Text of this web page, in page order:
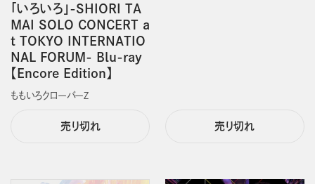
「いろいろ」-SHIORI TA
MAI SOLO CONCERT a
t TOKYO INTERNATIO
NAL FORUM- Blu-ray
【Encore Edition】
ももいろクローバーＺ
売り切れ 売り切れ